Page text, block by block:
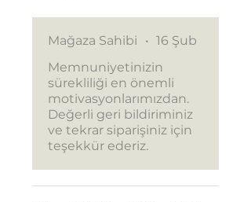
Mağaza Sahibi • 16 Şub
Memnuniyetinizin
sürekliliği en önemli
motivasyonlarımızdan.
Değerli geri bildiriminiz
ve tekrar siparişiniz için
teşekkür ederiz.